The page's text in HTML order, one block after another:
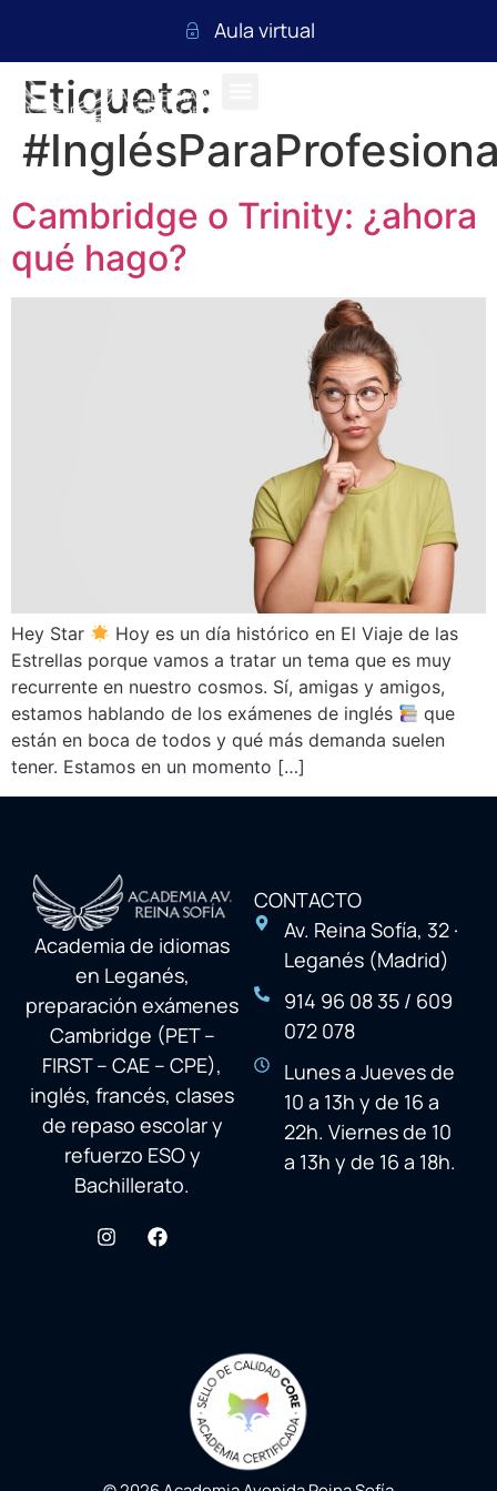
Aula virtual
Etiqueta:
Cambridge o Trinity: ¿ahora
qué hago?
Hey Star
Hoy es un día histórico en El Viaje de las
Estrellas porque vamos a tratar un tema que es muy
recurrente en nuestro cosmos. Sí, amigas y amigos,
estamos hablando de los exámenes de inglés
que
están en boca de todos y qué más demanda suelen
tener. Estamos en un momento […]
Academia de idiomas
en Leganés,
preparación exámenes
Cambridge (PET –
FIRST – CAE – CPE),
inglés, francés, clases
de repaso escolar y
refuerzo ESO y
Bachillerato.
CONTACTO
Av. Reina Sofía, 32 ·
Leganés (Madrid)
914 96 08 35 / 609
072 078
Lunes a Jueves de
10 a 13h y de 16 a
22h. Viernes de 10
a 13h y de 16 a 18h.